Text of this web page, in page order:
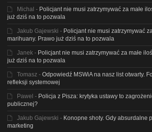
Michal - Policjant nie musi zatrzymywać za małe
już dziś na to pozwala
Jakub Gajewski - Policjant nie musi zatrzymywać
marihuany. Prawo już dziś na to pozwala
Janek - Policjant nie musi zatrzymywać za małe
już dziś na to pozwala
Tomasz - Odpowiedź MSWiA na nasz list otwarty.
refleksji systemowej
Pawel - Policja z Pisza: krytyka ustawy to
publicznej?
Jakub Gajewski - Konopne shoty. Gdy absurdalne
marketing